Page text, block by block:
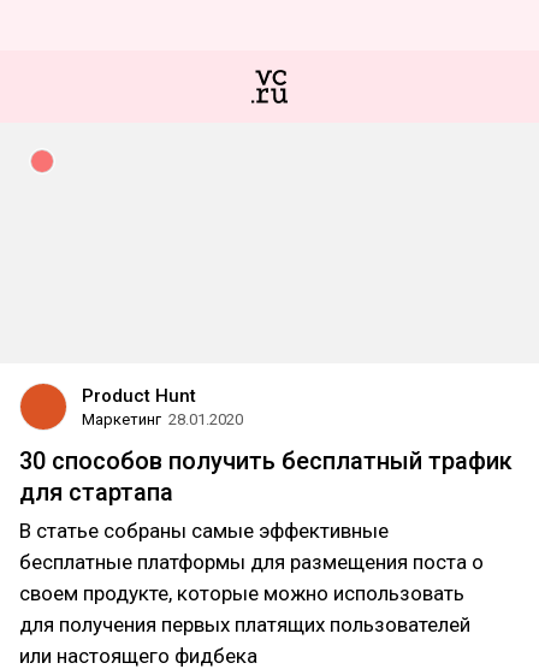
Product Hunt
Маркетинг 28.01.2020
30 способов получить бесплатный трафик
для стартапа
В статье собраны самые эффективные
бесплатные платформы для размещения поста о
своем продукте, которые можно использовать
для получения первых платящих пользователей
или настоящего фидбека